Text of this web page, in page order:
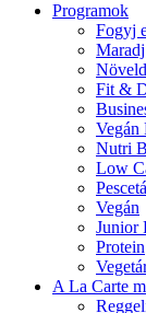
Programok
Fogyj
Fit &
Vegán
Nutri
Low
Vegán
Junior
Protein
A La Carte